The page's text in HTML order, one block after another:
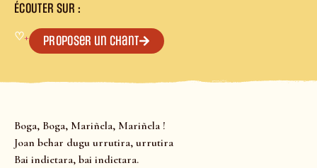
ÉCOUTER SUR :
♡+ Proposer un chant
Boga, Boga, Mariñela, Mariñela !
Joan behar dugu urrutira, urrutira
Bai indietara, bai indietara.